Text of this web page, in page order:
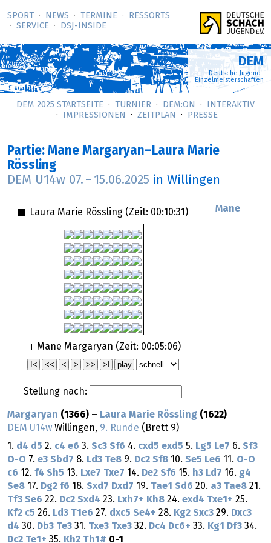
SPORT NEWS TERMINE
RESSORTS
SERVICE
DSJ-­INSIDE
DEM
Deutsche Jugend-
Einzelmeisterschaften
DEM 2025 STARTSEITE TURNIER DEM:ON
INTERAKTIV
IMPRESSIONEN
ZEITPLAN PRESSE
Partie: Mane Margaryan–Laura Marie
Rössling
DEM U14w 07. – 15.06.2025 in Willingen
Laura Marie Rössling (Zeit: 00:10:31 )
Mane Margaryan (Zeit: 00:05:06)
Stellung nach:
Mane
Margaryan (1366) – Laura Marie Rössling (1622)
DEM U14w Willingen, 9. Runde (Brett 9)
1. d4 d5 2. c4 e6 3. Sc3 Sf6 4. cxd5 exd5 5. Lg5 Le7 6. Sf3
O-O 7. e3 Sbd7 8. Ld3 Te8 9. Dc2 Sf8 10. Se5 Le6 11. O-O
c6 12. f4 Sh5 13. Lxe7 Txe7 14. De2 Sf6 15. h3 Ld7 16. g4
Se8 17. Dg2 f6 18. Sxd7 Dxd7 19. Tae1 Sd6 20. a3 Tae8 21.
Tf3 Se6 22. Dc2 Sxd4 23. Lxh7+ Kh8 24. exd4 Txe1+ 25.
Kf2 c5 26. Ld3 T1e6 27. dxc5 Se4+ 28. Kg2 Sxc3 29. Dxc3
d4 30. Db3 Te3 31. Txe3 Txe3 32. Dc4 Dc6+ 33. Kg1 Df3 34.
Dc2 Te1+ 35. Kh2 Th1# 0-1